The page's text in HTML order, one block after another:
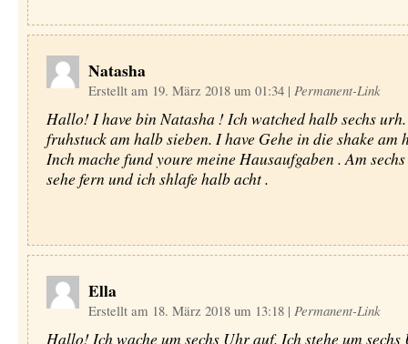
Natasha
Erstellt am 19. März 2018 um 01:34 | Permanent-Link
Hallo! I have bin Natasha ! Ich watched halb sechs
fruhstuck am halb sieben. I have Gehe in die shake am
Inch mache fund youre meine Hausaufgaben . Am
sehe fern und ich shlafe halb acht .
Ella
Erstellt am 18. März 2018 um 13:18 | Permanent-Link
Hallo! Ich wache um sechs Uhr auf. Ich stehe um